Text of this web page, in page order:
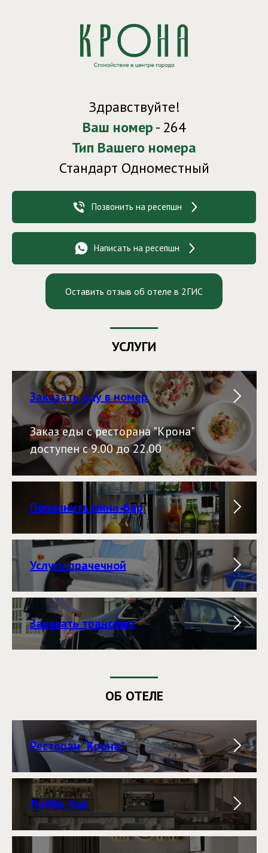
Здравствуйте!
Ваш номер- 264
Тип Вашего номера
Стандарт Одноместный
Позвонить на ресепшн
Написать на ресепшн
Оставить отзыв об отеле в 2ГИС
УСЛУГИ
Заказать еду в номер
Заказ еды с ресторана "Крона"
доступен с 9.00 до 22.00
Пополнить мини-бар
Услуги прачечной
Заказать трансфер
ОБ ОТЕЛЕ
Ресторан "Крона"
Лобби-бар